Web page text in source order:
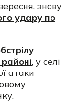
знову
удару по
, у селі
атаки